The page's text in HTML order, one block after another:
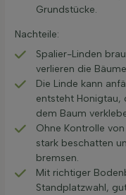
Grundstücke.
Nachteile:
Spalier-Linden
verlieren die
Die Linde kann
entsteht Honigtau,
dem Baum
Ohne Kontrolle
stark beschatten
bremsen.
Mit richtiger
Standplatzwahl,